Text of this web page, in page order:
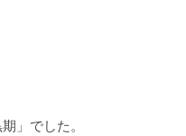
」でした。